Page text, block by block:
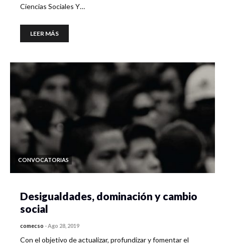
Ciencias Sociales Y…
LEER MÁS
CONVOCATORIAS
Desigualdades, dominación y cambio
social
comecso -Ago 28, 2019
Con el objetivo de actualizar, profundizar y fomentar el